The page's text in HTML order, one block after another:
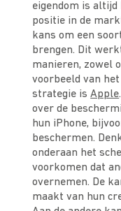
eigendom is
positie in de
kans om een
brengen. Dit
manieren, zowel
voorbeeld van
strategie isApple
over de
hun iPhone,
beschermen.
onderaan het
voorkomen dat
overnemen. De
maakt van hun